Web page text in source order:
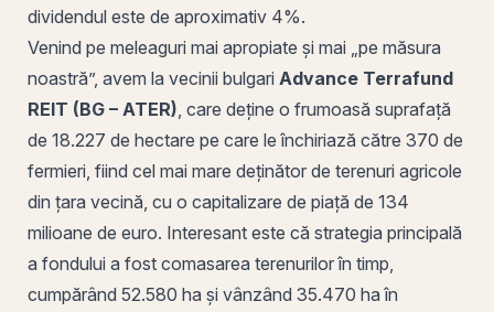
dividendul este de aproximativ 4%.
Venind pe meleaguri mai apropiate și mai „pe măsura
noastră”, avem la vecinii bulgari Advance Terrafund
REIT (BG – ATER) , care deține o frumoasă suprafață
de 18.227 de hectare pe care le închiriază către 370 de
fermieri, fiind cel mai mare deținător de terenuri agricole
din țara vecină, cu o capitalizare de piață de 134
milioane de euro. Interesant este că strategia principală
a fondului a fost comasarea terenurilor în timp,
cumpărând 52.580 ha și vânzând 35.470 ha în